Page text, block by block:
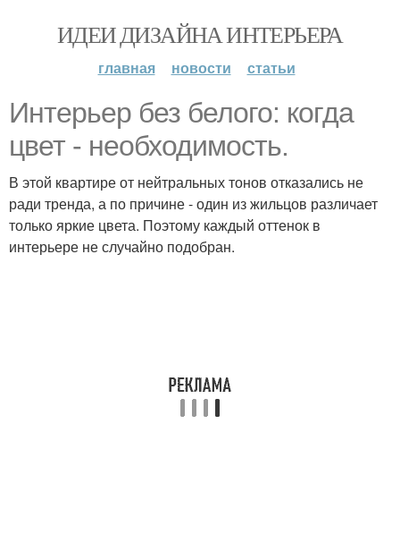
ИДЕИ ДИЗАЙНА ИНТЕРЬЕРА
главная новости статьи
Интерьер без белого: когда
цвет - необходимость.
В этой квартире от нейтральных тонов отказались не
ради тренда, а по причине - один из жильцов различает
только яркие цвета. Поэтому каждый оттенок в
интерьере не случайно подобран.